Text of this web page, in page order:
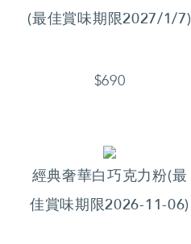
(最佳賞味期限2027/1/7)
$690
經典奢華白巧克力粉(最
佳賞味期限2026-11-06)